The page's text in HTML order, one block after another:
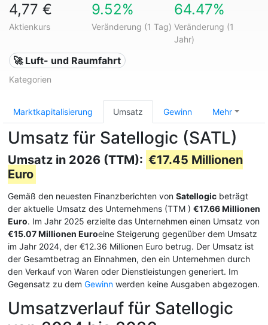
4,77 €
Aktienkurs
9.52%
Veränderung (1 Tag)
64.47%
Veränderung (1
Jahr)
🚀 Luft- und Raumfahrt
Kategorien
Marktkapitalisierung Umsatz Gewinn Mehr
Umsatz für Satellogic (SATL)
Umsatz in 2026 (TTM): €17.45 Millionen
Euro
Gemäß den neuesten Finanzberichten von Satellogic beträgt
der aktuelle Umsatz des Unternehmens (TTM ) €17.66 Millionen
Euro. Im Jahr 2025 erzielte das Unternehmen einen Umsatz von
€15.07 Millionen Euroeine Steigerung gegenüber dem Umsatz
im Jahr 2024, der €12.36 Millionen Euro betrug. Der Umsatz ist
der Gesamtbetrag an Einnahmen, den ein Unternehmen durch
den Verkauf von Waren oder Dienstleistungen generiert. Im
Gegensatz zu dem Gewinn werden keine Ausgaben abgezogen.
Umsatzverlauf für Satellogic